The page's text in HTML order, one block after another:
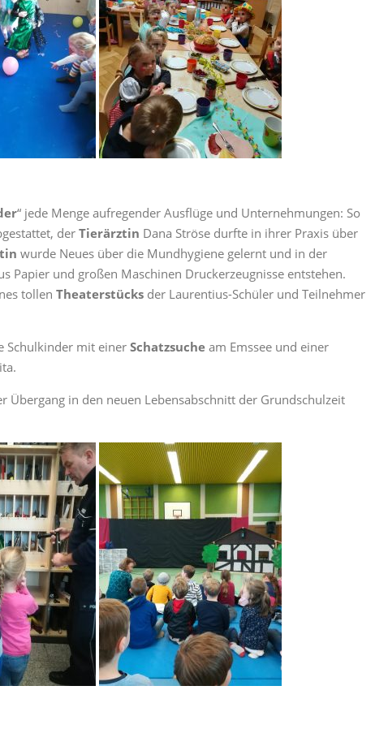
“ jede Menge aufregender Ausflüge und Unternehmungen: So
der Tierärztin Dana Ströse durfte in ihrer Praxis über
wurde Neues über die Mundhygiene gelernt und in der
Papier und großen Maschinen Druckerzeugnisse entstehen.
tollen Theaterstücks der Laurentius-Schüler und Teilnehmer
Schulkinder mit einer Schatzsuche am Emssee und einer
Übergang in den neuen Lebensabschnitt der Grundschulzeit